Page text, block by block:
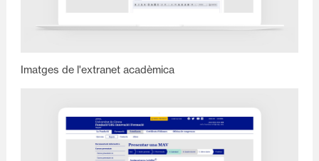
Imatges de l'extranet acadèmica